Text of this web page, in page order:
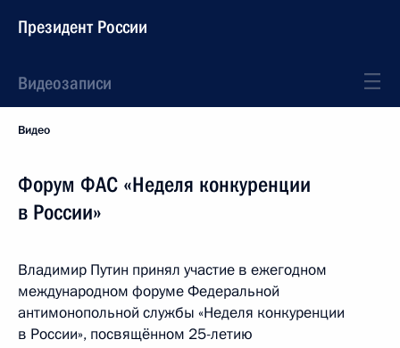
Президент России
Видеозаписи
Видео
Форум ФАС «Неделя конкуренции
в России»
Владимир Путин принял участие в ежегодном
международном форуме Федеральной
антимонопольной службы «Неделя конкуренции
в России», посвящённом 25-летию